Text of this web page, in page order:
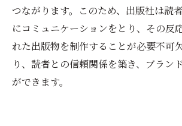
つながります。このため、出版社は読
にコミュニケーションをとり、その反
れた出版物を制作することが必要不可
り、読者との信頼関係を築き、ブラン
ができます。